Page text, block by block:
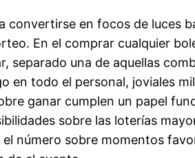
convertirse en focos de luces
En el comprar cualquier
separado una de aquellas
en todo el personal, joviales
ganar cumplen un papel
sobre las loterías
número sobre momentos